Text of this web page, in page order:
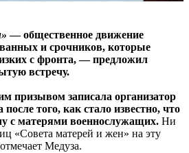
— общественное движение
и срочников, которые
с фронта, — предложил
встречу.
призывом записала организатор
того, как стало известно, что
с матерями военнослужащих. Ни
«Совета матерей и жен» на эту
Медуза.